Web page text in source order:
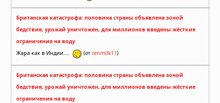
Британская катастрофа: половина страны объявлена зоной
бедствия, урожай уничтожен, для миллионов введены жёсткие
ограничения на воду
Жара как в Индии....
(от renmilk11)
Британская катастрофа: половина страны объявлена зоной
бедствия, урожай уничтожен, для миллионов введены жёсткие
ограничения на воду